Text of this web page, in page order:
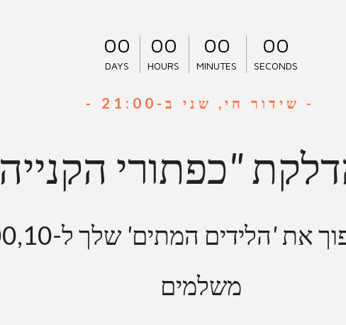
00
DAYS
00
HOURS
00
MINUTES
00
SECONDS
- שידור חי, שני ב-21:00 -
"כפתורי הקנייה
את'הלידים המתים'
משלמים